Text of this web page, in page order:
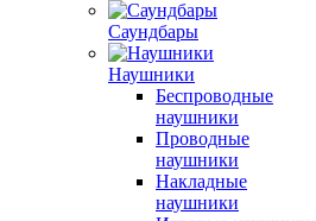
Саундбары
Наушники
Беспроводные
наушники
Проводные
наушники
Накладные
наушники